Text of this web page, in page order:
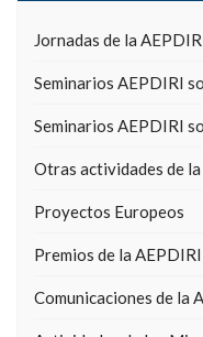
Jornadas de la
Seminarios AEPDIRI
Seminarios AEPDIRI
Otras actividades de
Proyectos Europeos
Premios de la AEPDIRI
Comunicaciones de la